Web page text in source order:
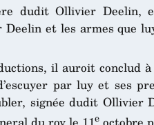
dudit Ollivier Deelin,
Deelin et les armes que
il auroit conclud
par luy et ses
signée dudit Ollivier
e